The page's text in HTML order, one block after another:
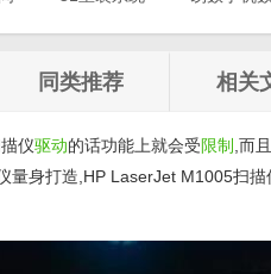
惠普HP
同类推荐 相关
仪驱动的话功能上就会受限制 ,而
量身打造,HP LaserJet M1005扫